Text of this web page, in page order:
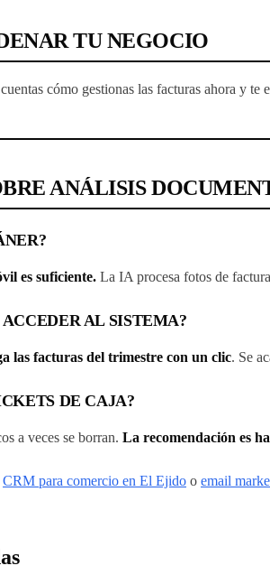
TU NEGOCIO
cómo gestionas las facturas ahora y
ANÁLISIS
es suficiente. La IA procesa fotos de
AL SISTEMA?
las facturas del trimestre con un clic. Se
DE CAJA?
a veces se borran. La recomendación es
CRM para comercio en El Ejido o email